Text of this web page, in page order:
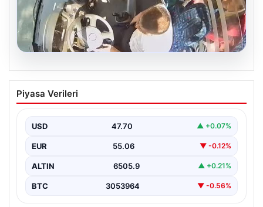
Trabzon’da Otobüste Fenalaşan
Yolcuya Şoförün Hızlı Müdahalesi
yaşındaki yolcu Hasan Öner’in hayatı, şoför Sinan
Erdoğan’ın…
Piyasa Verileri
USD 47.70 ▲ +0.07%
EUR 55.06 ▼ -0.12%
ALTIN 6505.9 ▲ +0.21%
BTC 3053964 ▼ -0.56%